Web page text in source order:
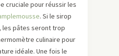
cruciale pour réussir les
. Si le sirop
les pâtes seront trop
culinaire pour
idéale. Une fois le